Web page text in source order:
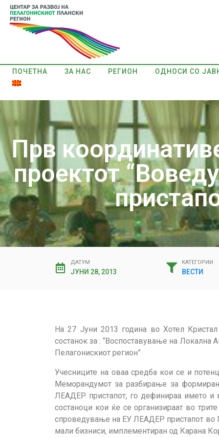
ПОЧЕТНА ЗА НАС РЕГИОН ОДНОСИ СО
Прв
проектот
ДАТУМ
ЈУНИ 28, 2013
КАТЕГОРИИ
ВЕСТИ
На 27 Јуни 2013 година во Хотел
состанок за : “Воспоставување на
Пелагонискиот регион”
Учесниците на оваа средба кои се и
Меморандумот за разбирање за
ЛЕАДЕР пристапот, го дефинираа името и
состаноци кои ќе се организираат во
спроведување на ЕУ ЛЕАДЕР пристапот во
мали бизниси, имплементиран од Карана